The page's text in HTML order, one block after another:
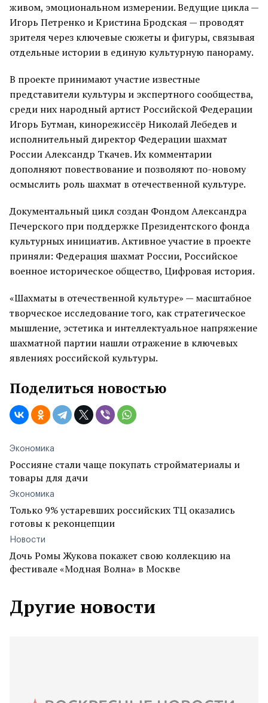
живом, эмоциональном измерении. Ведущие цикла —
Игорь Петренко и Кристина Бродская — проводят
зрителя через ключевые сюжеты и фигуры, связывая
отдельные истории в единую культурную панораму.
В проекте принимают участие известные
представители культуры и экспертного сообщества,
среди них народный артист Российской Федерации
Игорь Бутман, кинорежиссёр Николай Лебедев и
исполнительный директор Федерации шахмат
России Александр Ткачев. Их комментарии
дополняют повествование и позволяют по-новому
осмыслить роль шахмат в отечественной культуре.
Документальный цикл создан Фондом Александра
Печерского при поддержке Президентского фонда
культурных инициатив. Активное участие в проекте
приняли: Федерация шахмат России, Российское
военное историческое общество, Цифровая история.
«Шахматы в отечественной культуре» — масштабное
творческое исследование того, как стратегическое
мышление, эстетика и интеллектуальное напряжение
шахматной партии нашли отражение в ключевых
явлениях российской культуры.
Поделиться новостью
Экономика
Россияне стали чаще покупать стройматериалы и
товары для дачи
Экономика
Только 9% устаревших российских ТЦ оказались
готовы к реконцепции
Новости
Дочь Ромы Жукова покажет свою коллекцию на
фестивале «Модная Волна» в Москве
Другие новости